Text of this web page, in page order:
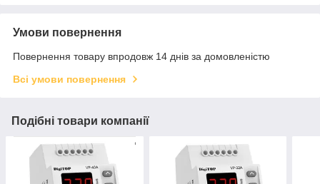
Умови повернення
Повернення товару впродовж 14 днів за домовленістю
Всі умови повернення
Подібні товари компанії